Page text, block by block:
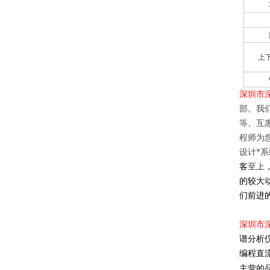
上
深圳市
部。我
等、互
程师为
设计*
客至上
的较大
们前进
深圳市
谱分析
编程直